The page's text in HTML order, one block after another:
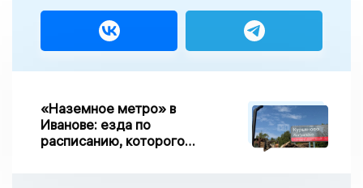
«Наземное метро» в
Иванове: езда по
расписанию, которого